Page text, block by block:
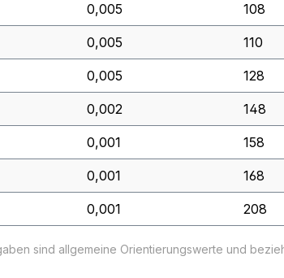
0,005 108
0,005 110
0,005 128
0,002 148
0,001 158
0,001 168
0,001 208
sind allgemeine Orientierungswerte und